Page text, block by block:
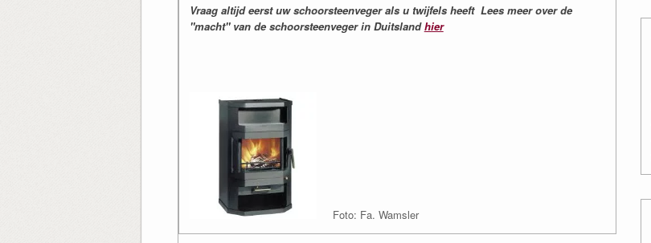
Vraag altijd eerst uw schoorsteenveger als u twijfels heeft Lees meer over de
"macht" van de schoorsteenveger in Duitslandhier
Foto: Fa. Wamsler